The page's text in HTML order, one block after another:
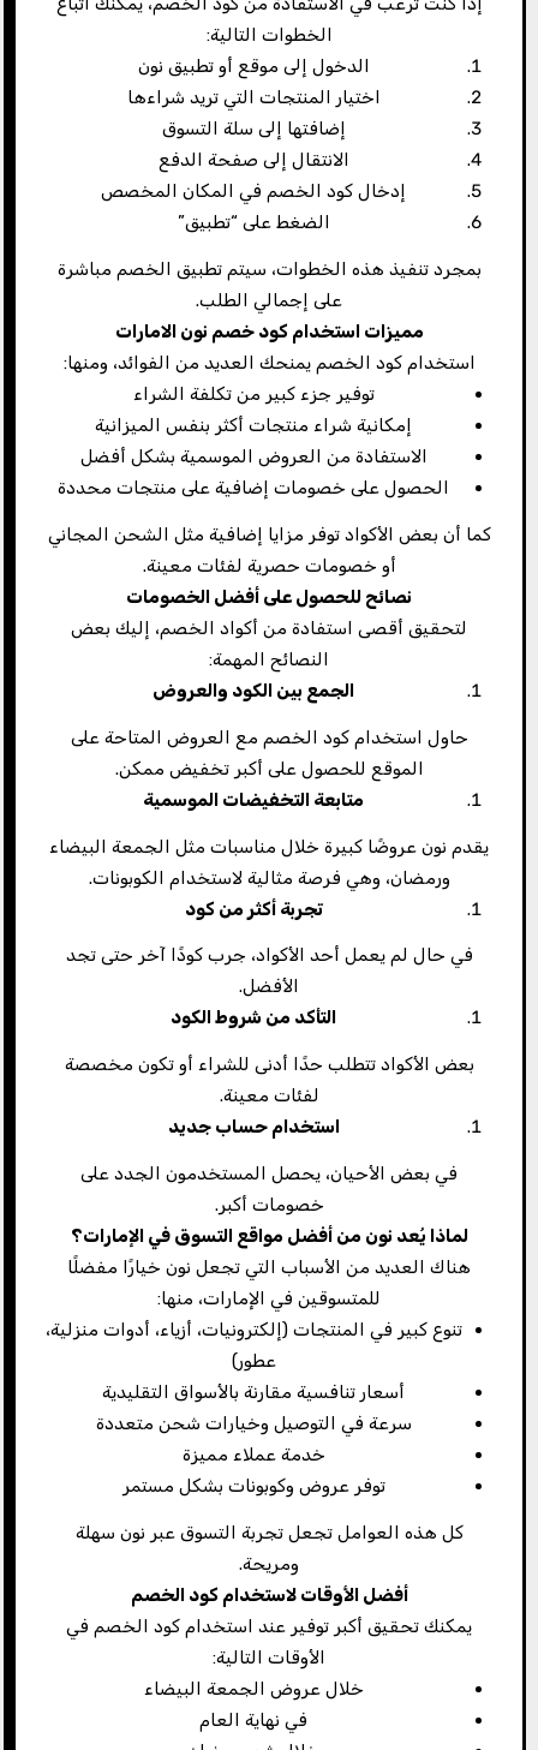
الخطوات التالية:
الدخول إلى موقع أو تطبيق نون
اختيار المنتجات التي تريد شراءها
إضافتها إلى سلة التسوق
الانتقال إلى صفحة الدفع
إدخال كود الخصم في المكان المخصص
الضغط على “تطبيق”
بمجرد تنفيذ هذه الخطوات، سيتم تطبيق الخصم مباشرة
على إجمالي الطلب.
مميزات استخدام كود خصم نون الامارات
استخدام كود الخصم يمنحك العديد من الفوائد، ومنها:
توفير جزء كبير من تكلفة الشراء
إمكانية شراء منتجات أكثر بنفس الميزانية
الاستفادة من العروض الموسمية بشكل أفضل
الحصول على خصومات إضافية على منتجات محددة
كما أن بعض الأكواد توفر مزايا إضافية مثل الشحن المجاني
أو خصومات حصرية لفئات معينة.
نصائح للحصول على أفضل الخصومات
لتحقيق أقصى استفادة من أكواد الخصم، إليك بعض
النصائح المهمة:
الجمع بين الكود والعروض
حاول استخدام كود الخصم مع العروض المتاحة على
الموقع للحصول على أكبر تخفيض ممكن.
متابعة التخفيضات الموسمية
يقدم نون عروضًا كبيرة خلال مناسبات مثل الجمعة البيضاء
ورمضان، وهي فرصة مثالية لاستخدام الكوبونات.
تجربة أكثر من كود
في حال لم يعمل أحد الأكواد، جرب كودًا آخر حتى تجد
الأفضل.
التأكد من شروط الكود
بعض الأكواد تتطلب حدًا أدنى للشراء أو تكون مخصصة
لفئات معينة.
استخدام حساب جديد
في بعض الأحيان، يحصل المستخدمون الجدد على
خصومات أكبر.
لماذا يُعد نون من أفضل مواقع التسوق في الإمارات؟
هناك العديد من الأسباب التي تجعل نون خيارًا مفضلًا
للمتسوقين في الإمارات، منها:
تنوع كبير في المنتجات (إلكترونيات، أزياء، أدوات منزلية،
عطور)
أسعار تنافسية مقارنة بالأسواق التقليدية
سرعة في التوصيل وخيارات شحن متعددة
خدمة عملاء مميزة
توفر عروض وكوبونات بشكل مستمر
كل هذه العوامل تجعل تجربة التسوق عبر نون سهلة
ومريحة.
أفضل الأوقات لاستخدام كود الخصم
يمكنك تحقيق أكبر توفير عند استخدام كود الخصم في
الأوقات التالية:
خلال عروض الجمعة البيضاء
في نهاية العام